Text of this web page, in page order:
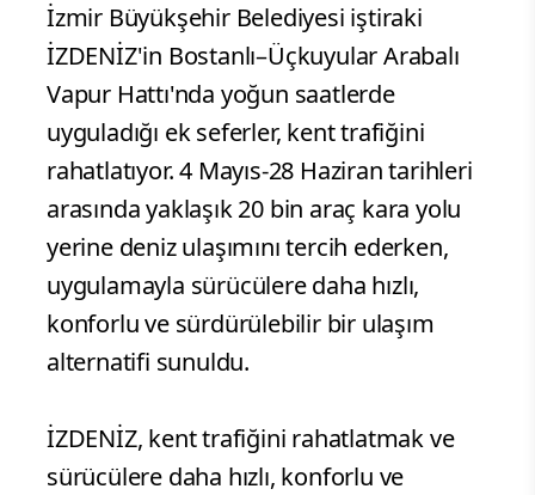
İzmir Büyükşehir Belediyesi iştiraki
İZDENİZ'in Bostanlı–Üçkuyular Arabalı
Vapur Hattı'nda yoğun saatlerde
uyguladığı ek seferler, kent trafiğini
rahatlatıyor. 4 Mayıs-28 Haziran tarihleri
arasında yaklaşık 20 bin araç kara yolu
yerine deniz ulaşımını tercih ederken,
uygulamayla sürücülere daha hızlı,
konforlu ve sürdürülebilir bir ulaşım
alternatifi sunuldu.
İZDENİZ, kent trafiğini rahatlatmak ve
sürücülere daha hızlı, konforlu ve